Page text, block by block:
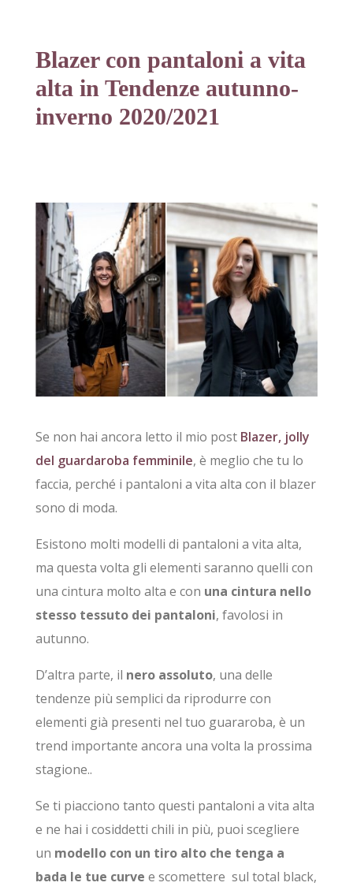
Blazer con pantaloni a vita
alta in Tendenze autunno-
inverno 2020/2021
Se non hai ancora letto il mio post Blazer, jolly
del guardaroba femminile, è meglio che tu lo
faccia, perché i pantaloni a vita alta con il blazer
sono di moda.
Esistono molti modelli di pantaloni a vita alta,
ma questa volta gli elementi saranno quelli con
una cintura molto alta e con una cintura nello
stesso tessuto dei pantaloni, favolosi in
autunno.
D’altra parte, il nero assoluto, una delle
tendenze più semplici da riprodurre con
elementi già presenti nel tuo guararoba, è un
trend importante ancora una volta la prossima
stagione..
Se ti piacciono tanto questi pantaloni a vita alta
e ne hai i cosiddetti chili in più, puoi scegliere
un modello con un tiro alto che tenga a
bada le tue curve e scomettere sul total black,